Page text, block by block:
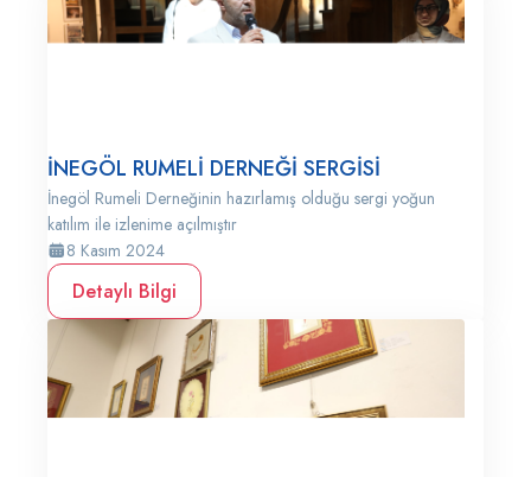
İNEGÖL RUMELİ DERNEĞİ SERGİSİ
İnegöl Rumeli Derneğinin hazırlamış olduğu sergi yoğun
katılım ile izlenime açılmıştır
8 Kasım 2024
Detaylı Bilgi